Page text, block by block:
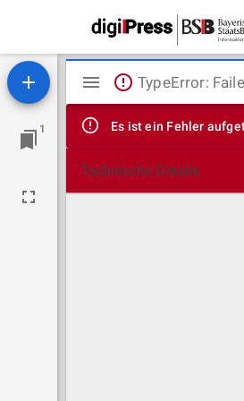
1
Mirador
Viewer
TypeError:
Es ist ein Fehler
Technische Details